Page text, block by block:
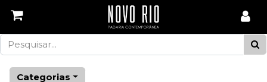
Categorias